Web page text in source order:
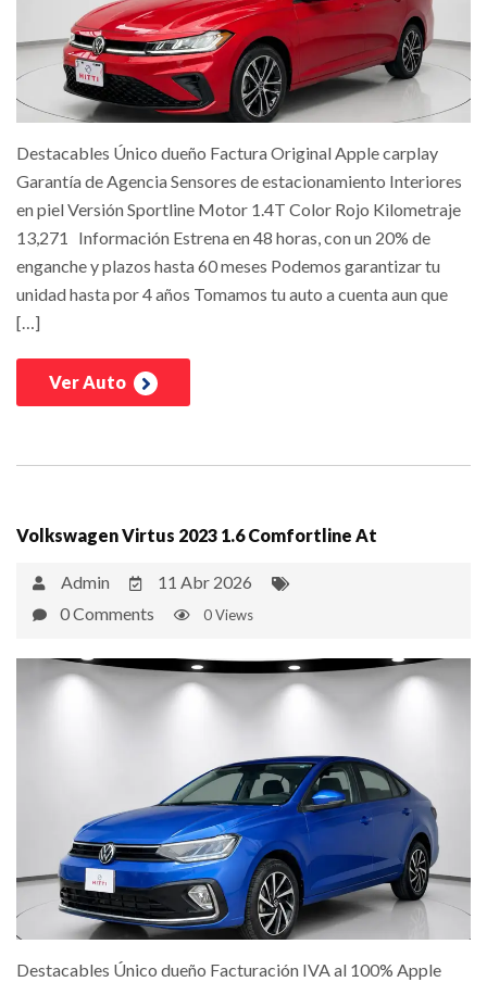
Destacables Único dueño Factura Original Apple carplay
Garantía de Agencia Sensores de estacionamiento Interiores
en piel Versión Sportline Motor 1.4T Color Rojo Kilometraje
13,271 Información Estrena en 48 horas, con un 20% de
enganche y plazos hasta 60 meses Podemos garantizar tu
unidad hasta por 4 años Tomamos tu auto a cuenta aun que
[…]
Ver Auto
Volkswagen Virtus 2023 1.6 Comfortline At
Admin
11 Abr 2026
0 Comments
0 Views
Destacables Único dueño Facturación IVA al 100% Apple